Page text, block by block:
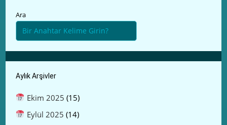
Ara
Aylık Arşivler
Ekim 2025 (15)
Eylül 2025 (14)